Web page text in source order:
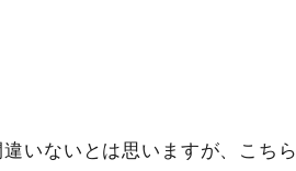
いないとは思いますが、こちら